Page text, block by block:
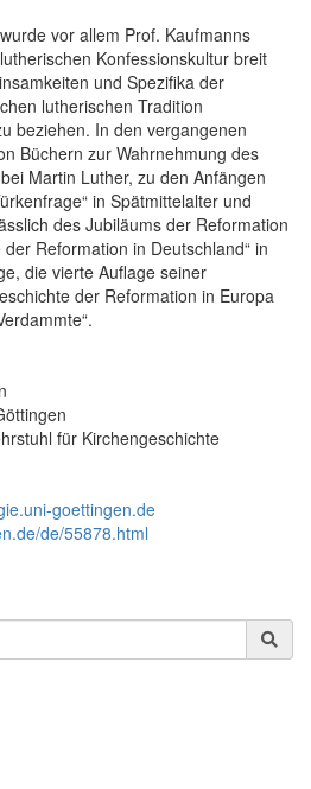
vor allem Prof. Kaufmanns
Konfessionskultur breit
und Spezifika der
lutherischen Tradition
beziehen. In den vergangenen
Büchern zur Wahrnehmung des
Martin Luther, zu den Anfängen
in Spätmittelalter und
des Jubiläums der Reformation
Reformation in Deutschland“ in
die vierte Auflage seiner
der Reformation in Europa
für Kirchengeschichte
goettingen.de
de/55878.html